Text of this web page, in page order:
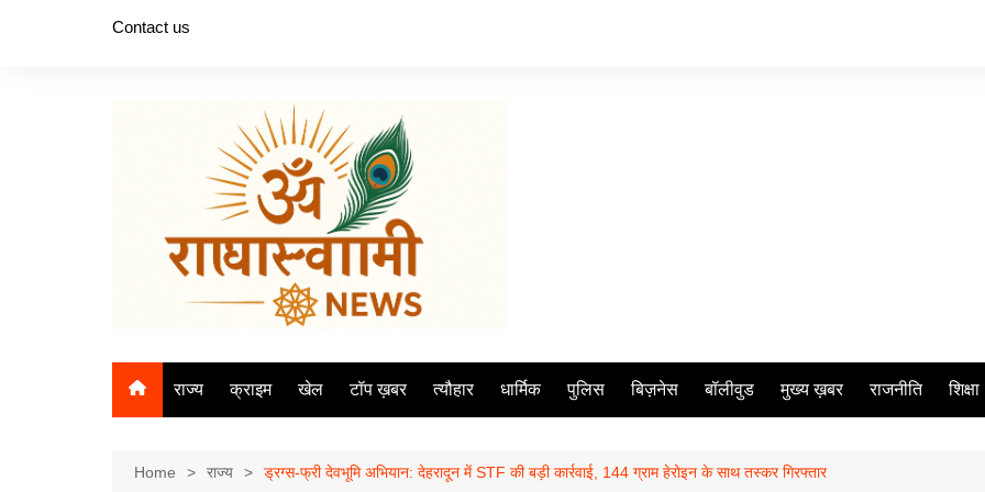
Contact us
राज्य क्राइम खेल टॉप ख़बर त्यौहार धार्मिक पुलिस बिज़नेस बॉलीवुड मुख्य ख़बर राजनीति शिक्षा
Home राज्य ड्रग्स-फ्री देवभूमि अभियान: देहरादून में STF की बड़ी कार्रवाई, 144 ग्राम हेरोइन के साथ तस्कर गिरफ्तार